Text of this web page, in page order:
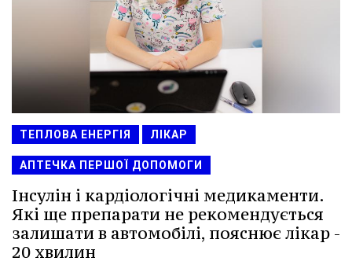
ТЕПЛОВА ЕНЕРГІЯ ЛІКАР
АПТЕЧКА ПЕРШОЇ ДОПОМОГИ
Інсулін і кардіологічні медикаменти.
Які ще препарати не рекомендується
залишати в автомобілі, пояснює лікар -
20 хвилин